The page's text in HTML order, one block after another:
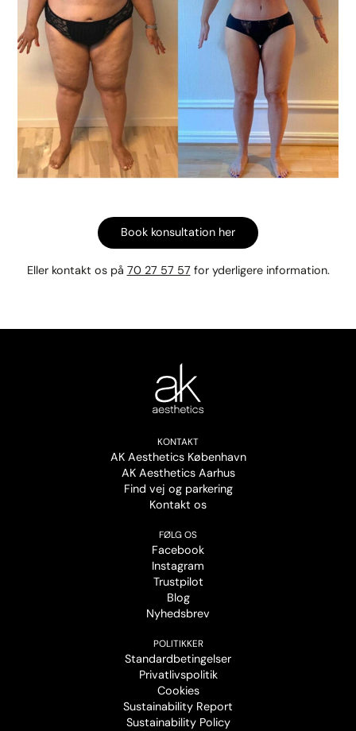
Book konsultation her
Eller kontakt os på 70 27 57 57for yderligere information.
KONTAKT
AK Aesthetics København
AK Aesthetics Aarhus
Find vej og parkering
Kontakt os
FØLG OS
Facebook
Instagram
Trustpilot
Blog
Nyhedsbrev
POLITIKKER
Standardbetingelser
Privatlivspolitik
Cookies
Sustainability Report
Sustainability Policy